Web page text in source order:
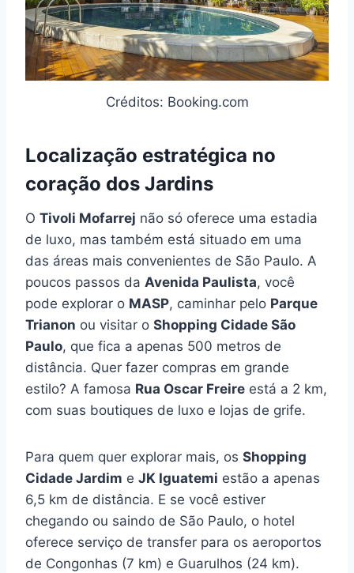
Créditos: Booking.com
Localização estratégica no
coração dos Jardins
O Tivoli Mofarrej não só oferece uma estadia
de luxo, mas também está situado em uma
das áreas mais convenientes de São Paulo. A
poucos passos da Avenida Paulista, você
pode explorar o MASP, caminhar pelo Parque
Trianon ou visitar o Shopping Cidade São
Paulo, que fica a apenas 500 metros de
distância. Quer fazer compras em grande
estilo? A famosa Rua Oscar Freire está a 2 km,
com suas boutiques de luxo e lojas de grife.
Para quem quer explorar mais, os Shopping
Cidade Jardim e JK Iguatemi estão a apenas
6,5 km de distância. E se você estiver
chegando ou saindo de São Paulo, o hotel
oferece serviço de transfer para os aeroportos
de Congonhas (7 km) e Guarulhos (24 km).